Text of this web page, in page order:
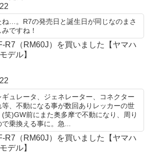
ね…。R7の発売日と誕生日が同じなのまさ
ですね！
R7（RM60J）を買いました【ヤマハ
デル】
ュレータ、ジェネレーター、コネクター
、不動になる事が数回ありレッカーの世
笑)GW前にまた奥多摩で不動になり、周り
乗換える事に。急...
R7（RM60J）を買いました【ヤマハ
デル】